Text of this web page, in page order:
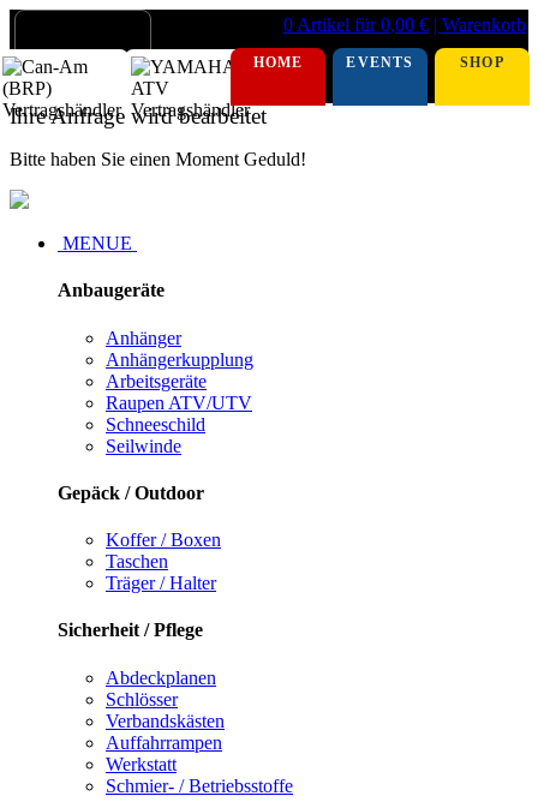
0 Artikel für 0,00 € | Warenkorb
HOME EVENTS SHOP
Ihre Anfrage wird bearbeitet
Bitte haben Sie einen Moment Geduld!
MENUE
Anbaugeräte
Anhänger
Anhängerkupplung
Arbeitsgeräte
Raupen ATV/UTV
Schneeschild
Seilwinde
Gepäck / Outdoor
Koffer / Boxen
Taschen
Träger / Halter
Sicherheit / Pflege
Abdeckplanen
Schlösser
Verbandskästen
Auffahrrampen
Werkstatt
Schmier- / Betriebsstoffe